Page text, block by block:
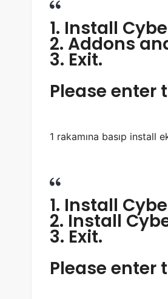
1. Install
2. Addons
3. Exit.
Please enter
1 rakamına basıp install
1. Install
2. Install
3. Exit.
Please enter